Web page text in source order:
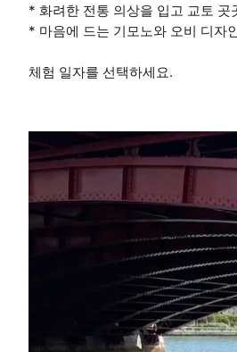
* 화려한 전통 의상을 입고 교토
* 마음에 드는 기모노와 오비 디자
체험 일자를 선택하세요.